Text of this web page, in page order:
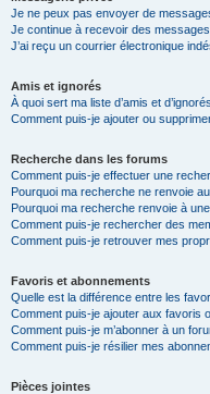
Je ne peux pas envoyer de
Je continue à recevoir des
J’ai reçu un courrier électronique
Amis et ignorés
À quoi sert ma liste d’amis et
Comment puis-je ajouter ou
Recherche dans les forums
Comment puis-je effectuer une
Pourquoi ma recherche ne renvoie
Pourquoi ma recherche renvoie à
Comment puis-je rechercher des
Comment puis-je retrouver mes
Favoris et abonnements
Quelle est la différence entre les
Comment puis-je ajouter aux favoris
Comment puis-je m’abonner à un
Comment puis-je résilier mes
Pièces jointes